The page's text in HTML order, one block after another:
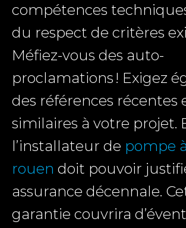
compétences
du respect de critères
Méfiez-vous des auto-
proclamations ! Exigez
des références récentes
similaires à votre projet.
l’installateur de pompe
rouen doit pouvoir
assurance décennale.
garantie couvrira